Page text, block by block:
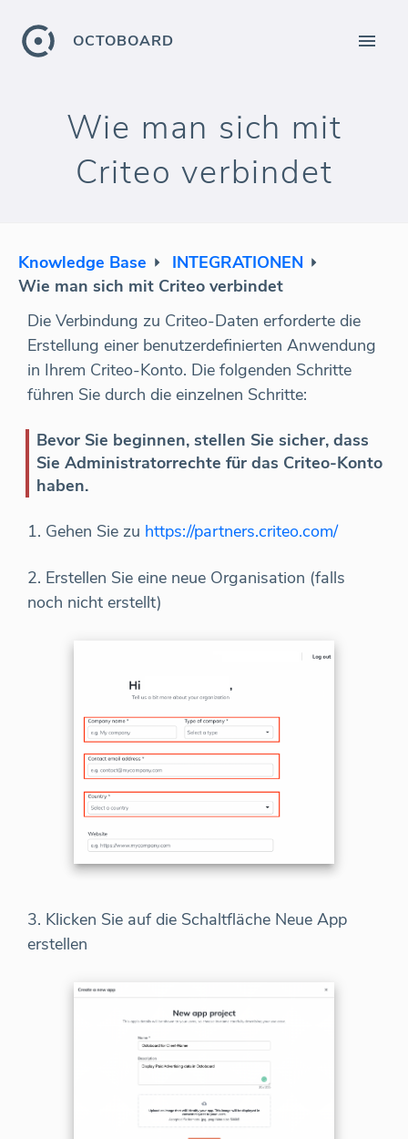
OCTOBOARD
Wie man sich mit
Criteo verbindet
Knowledge Base
INTEGRATIONEN
Wie man sich mit Criteo verbindet
Die Verbindung zu Criteo-Daten erforderte die
Erstellung einer benutzerdefinierten Anwendung
in Ihrem Criteo-Konto. Die folgenden Schritte
führen Sie durch die einzelnen Schritte:
Bevor Sie beginnen, stellen Sie sicher, dass
Sie Administratorrechte für das Criteo-Konto
haben.
1. Gehen Sie zu https://partners.criteo.com/
2. Erstellen Sie eine neue Organisation (falls
noch nicht erstellt)
3. Klicken Sie auf die Schaltfläche Neue App
erstellen